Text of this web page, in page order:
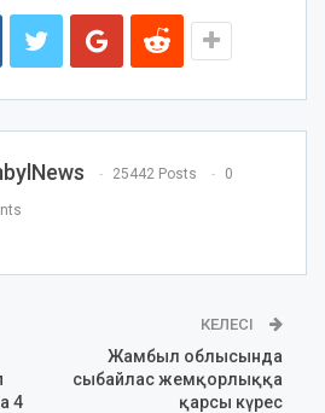
25442 Posts 0
4
КЕЛЕСІ
Жамбыл облысында
сыбайлас жемқорлыққа
қарсы күрес